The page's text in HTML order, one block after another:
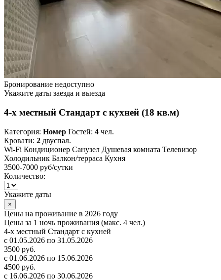
Бронирование недоступно
Укажите даты заезда и выезда
4-х местный Стандарт с кухней (18 кв.м)
Категория: Номер Гостей: 4 чел.
Кровати: 2 двуспал.
Wi-Fi Кондиционер Санузел Душевая комната Телевизор
Холодильник Балкон/терраса Кухня
3500-7000 руб/сутки
Количество:
Укажите даты
×
Цены на проживание в 2026 году
Цены за 1 ночь проживания (макс. 4 чел.)
4-х местный Стандарт с кухней
с 01.05.2026 по 31.05.2026
3500 руб.
с 01.06.2026 по 15.06.2026
4500 руб.
с 16.06.2026 по 30.06.2026